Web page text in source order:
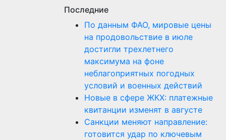
Последние
По данным ФАО, мировые цены
на продовольствие в июле
достигли трехлетнего
максимума на фоне
неблагоприятных погодных
условий и военных действий
Новые в сфере ЖКХ: платежные
квитанции изменят в августе
Санкции меняют направление:
готовится удар по ключевым